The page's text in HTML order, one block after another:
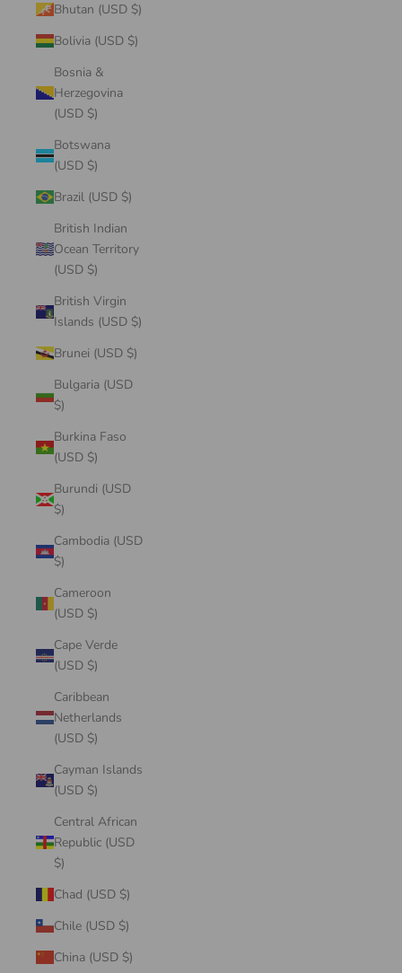
Bhutan (USD $)
Bolivia (USD $)
Bosnia &
Herzegovina
(USD $)
Botswana
(USD $)
Brazil (USD $)
British Indian
Ocean Territory
(USD $)
British Virgin
Islands (USD $)
Brunei (USD $)
Bulgaria (USD
$)
Burkina Faso
(USD $)
Burundi (USD
$)
Cambodia (USD
$)
Cameroon
(USD $)
Cape Verde
(USD $)
Caribbean
Netherlands
(USD $)
Cayman Islands
(USD $)
Central African
Republic (USD
$)
Chad (USD $)
Chile (USD $)
China (USD $)